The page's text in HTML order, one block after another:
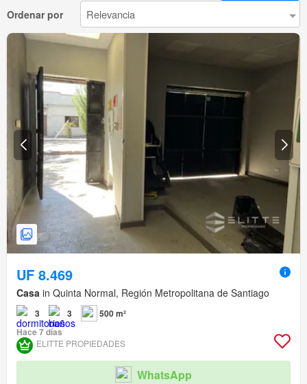
Ordenar por
UF 8.469
Casa in Quinta Normal, Región Metropolitana de Santiago
3 3
500 m²
Hace 7 días
ELITTE PROPIEDADES
WhatsApp